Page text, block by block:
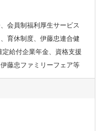
会員制福利厚⽣サービス
育休制度、伊藤忠連合健
給付企業年⾦、資格⽀援
藤忠ファミリーフェア等